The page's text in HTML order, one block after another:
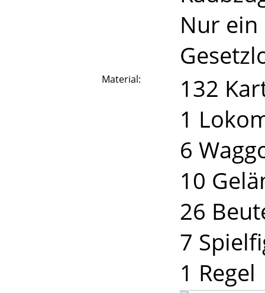
Nur ein
Material:
132
1
6
10
26
7
1 Regel